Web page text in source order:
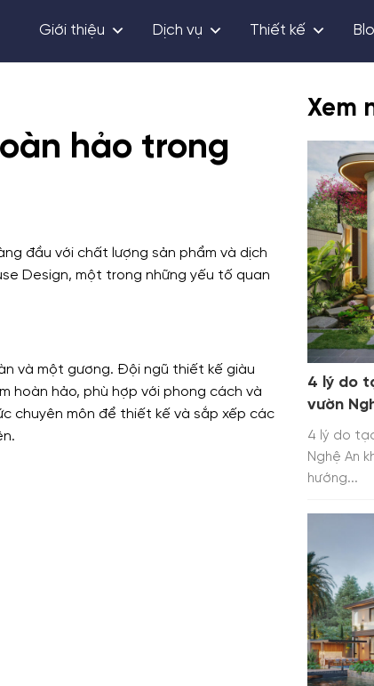
Giới thiệu Dịch vụ Thiết kế
hảo trong
đầu với chất lượng sản phẩm và dịch
Design, một trong những yếu tố quan
và một gương. Đội ngũ thiết kế giàu
hoàn hảo, phù hợp với phong cách và
chuyên môn để thiết kế và sắp xếp các
Xem
4 lý do
vườn
4 lý do
Nghệ An
hướng...